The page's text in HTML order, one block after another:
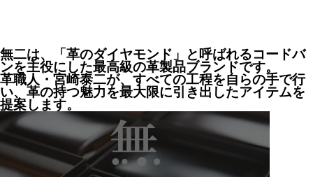
無二は、「革のダイヤモンド」と呼ばれるコードバ
ンを主役にした最高級の革製品ブランドです。
革職人・宮崎泰二が、すべての工程を自らの手で行
い、革の持つ魅力を最大限に引き出したアイテムを
提案します。